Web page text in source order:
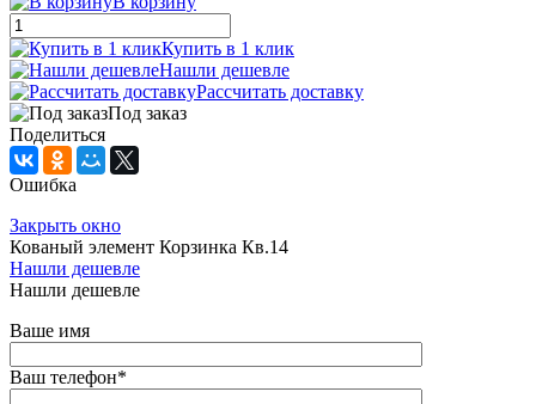
Купить в 1 клик
Нашли дешевле
Рассчитать доставку
Под заказ
Поделиться
Ошибка
Закрыть окно
Кованый элемент Корзинка Кв.14
Нашли дешевле
Нашли дешевле
Ваше имя
Ваш телефон*